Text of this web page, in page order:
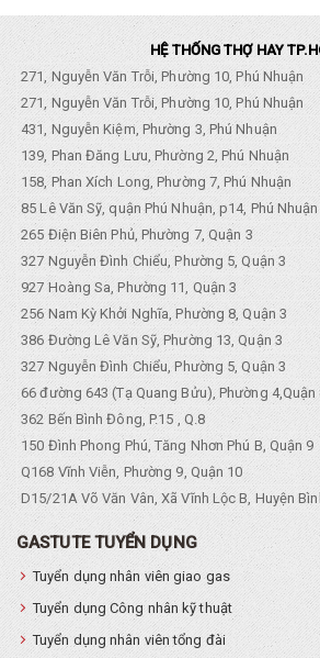
HỆ THỐNG THỢ HAY
271, Nguyễn Văn Trỗi, Phường 10, Phú Nhuận
271, Nguyễn Văn Trỗi, Phường 10, Phú Nhuận
431, Nguyễn Kiệm, Phường 3, Phú Nhuận
139, Phan Đăng Lưu, Phường 2, Phú Nhuận
158, Phan Xích Long, Phường 7, Phú Nhuận
85 Lê Văn Sỹ, quận Phú Nhuận, p14, Phú Nhuận
265 Điện Biên Phủ, Phường 7, Quận 3
327 Nguyễn Đình Chiểu, Phường 5, Quận 3
927 Hoàng Sa, Phường 11, Quận 3
256 Nam Kỳ Khởi Nghĩa, Phường 8, Quận 3
386 Đường Lê Văn Sỹ, Phường 13, Quận 3
327 Nguyễn Đình Chiểu, Phường 5, Quận 3
66 đường 643 (Tạ Quang Bửu), Phường 4,Quận
362 Bến Bình Đông, P.15 , Q.8
150 Đình Phong Phú, Tăng Nhơn Phú B, Quận 9
Q168 Vĩnh Viễn, Phường 9, Quận 10
D15/21A Võ Văn Vân, Xã Vĩnh Lộc B, Huyện
GASTUTE TUYỂN DỤNG
Tuyển dụng nhân viên giao gas
Tuyển dụng Công nhân kỹ thuật
Tuyển dụng nhân viên tổng đài